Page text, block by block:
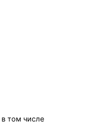
том числе